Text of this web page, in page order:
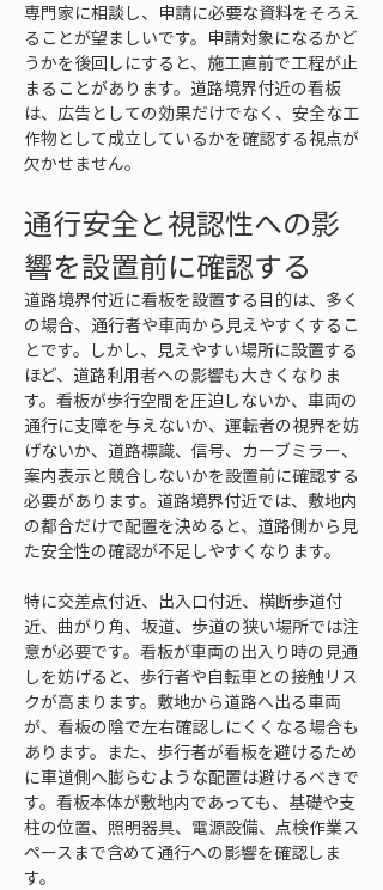
専門家に相談し、申請に必要な資料をそろえ
ることが望ましいです。申請対象になるかど
うかを後回しにすると、施工直前で工程が止
まることがあります。道路境界付近の看板
は、広告としての効果だけでなく、安全な工
作物として成立しているかを確認する視点が
欠かせません。
通行安全と視認性への影
響を設置前に確認する
道路境界付近に看板を設置する目的は、多く
の場合、通行者や車両から見えやすくするこ
とです。しかし、見えやすい場所に設置する
ほど、道路利用者への影響も大きくなりま
す。看板が歩行空間を圧迫しないか、車両の
通行に支障を与えないか、運転者の視界を妨
げないか、道路標識、信号、カーブミラー、
案内表示と競合しないかを設置前に確認する
必要があります。道路境界付近では、敷地内
の都合だけで配置を決めると、道路側から見
た安全性の確認が不足しやすくなります。
特に交差点付近、出入口付近、横断歩道付
近、曲がり角、坂道、歩道の狭い場所では注
意が必要です。看板が車両の出入り時の見通
しを妨げると、歩行者や自転車との接触リス
クが高まります。敷地から道路へ出る車両
が、看板の陰で左右確認しにくくなる場合も
あります。また、歩行者が看板を避けるため
に車道側へ膨らむような配置は避けるべきで
す。看板本体が敷地内であっても、基礎や支
柱の位置、照明器具、電源設備、点検作業ス
ペースまで含めて通行への影響を確認しま
す。